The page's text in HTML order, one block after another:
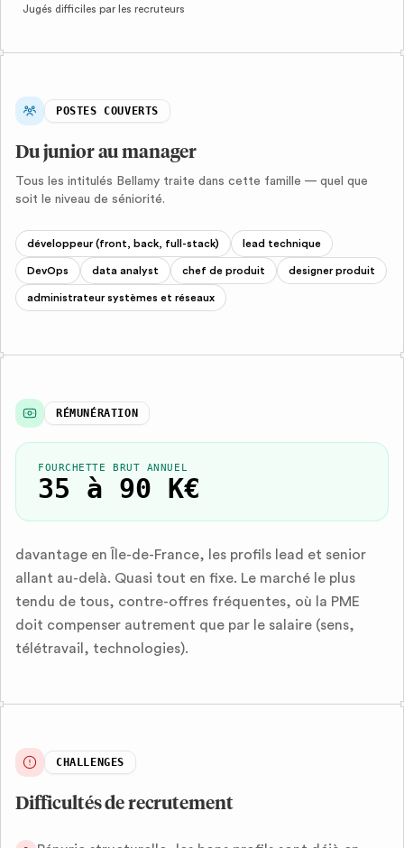
Jugés difficiles par les recruteurs
POSTES COUVERTS
Du junior au manager
Tous les intitulés Bellamy traite dans cette famille — quel que
soit le niveau de séniorité.
développeur (front, back, full-stack) lead technique
DevOps data analyst chef de produit designer produit
administrateur systèmes et réseaux
RÉMUNÉRATION
FOURCHETTE BRUT ANNUEL
35 à 90 K€
davantage en Île-de-France, les profils lead et senior
allant au-delà. Quasi tout en fixe. Le marché le plus
tendu de tous, contre-offres fréquentes, où la PME
doit compenser autrement que par le salaire (sens,
télétravail, technologies).
CHALLENGES
Difficultés de recrutement